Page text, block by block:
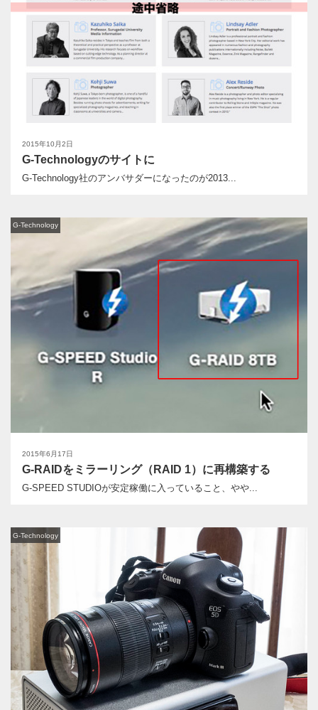
2015年10月2日
G-Technologyのサイトに
G-Technology社のアンバサダーになったのが2013...
2015年6月17日
G-Technology
G-RAIDをミラーリング（RAID 1）に再構築する
G-SPEED STUDIOが安定稼働に入っていること、やや...
G-Technology